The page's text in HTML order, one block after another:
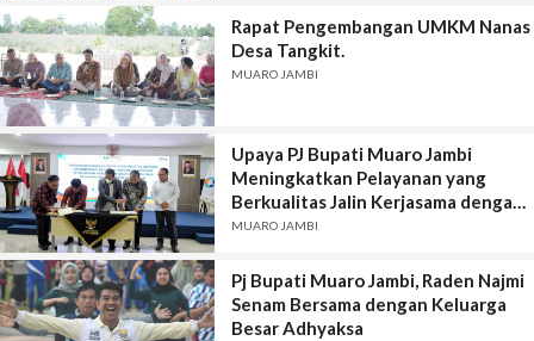
Rapat Pengembangan UMKM Nanas
Desa Tangkit.
MUARO JAMBI
Upaya PJ Bupati Muaro Jambi
Meningkatkan Pelayanan yang
Berkualitas Jalin Kerjasama dengan
Ombudsman RI
MUARO JAMBI
Pj Bupati Muaro Jambi, Raden Najmi
Senam Bersama dengan Keluarga
Besar Adhyaksa